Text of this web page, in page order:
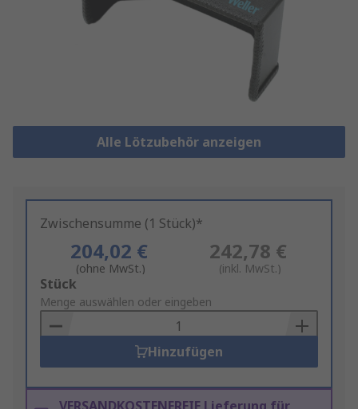
Alle Lötzubehör anzeigen
Zwischensumme (1 Stück)*
204,02 €
(ohne MwSt.)
242,78 €
(inkl. MwSt.)
Add
to
Basket
Stück
Menge auswählen oder eingeben
Hinzufügen